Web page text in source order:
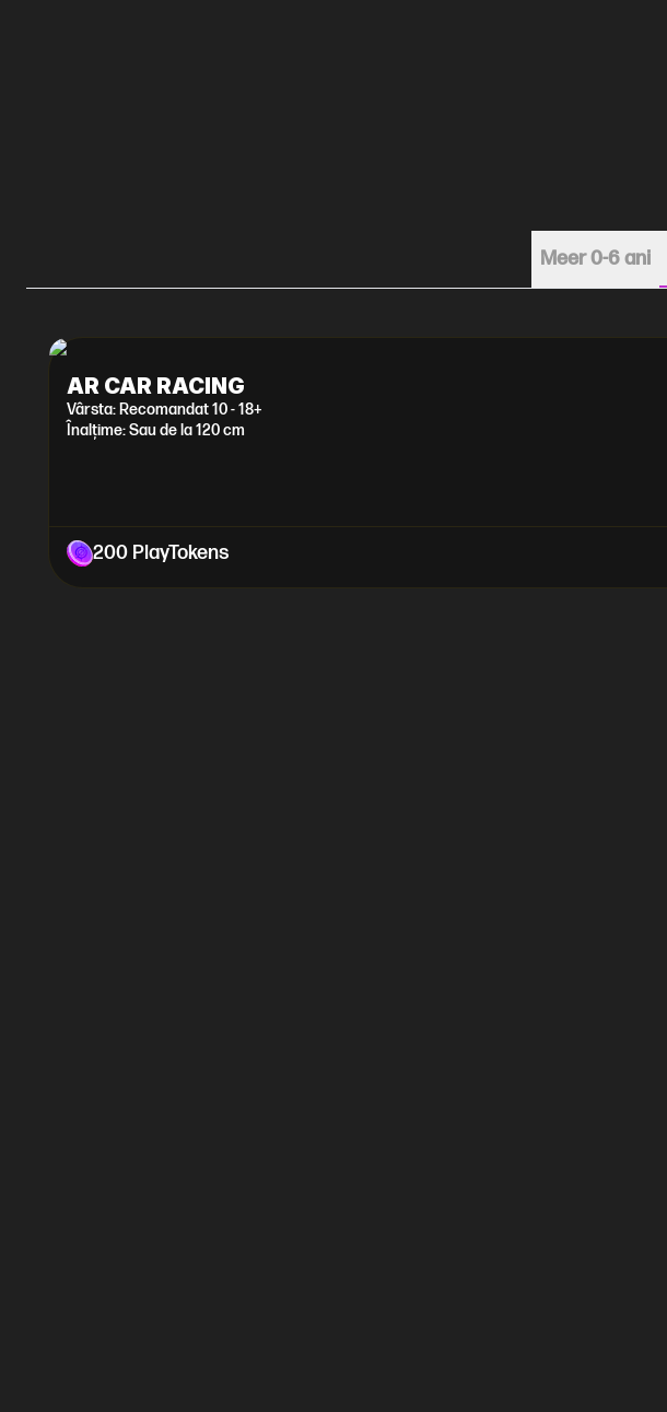
Meer 0-6 ani
AR CAR RACING
Vârsta: Recomandat 10 - 18+
Înalțime: Sau de la 120 cm
200 PlayTokens